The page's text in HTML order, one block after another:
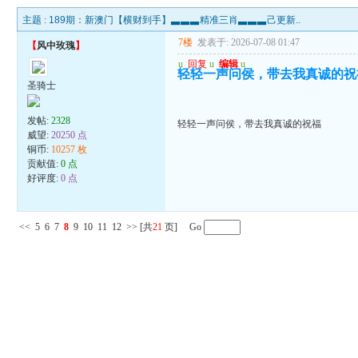
主题 : 189期：新澳门【横财到手】▃▃▃精准三肖▃▃▃己更新..
【风中玫瑰】
圣骑士
发帖:2328
威望:20250 点
铜币: 10257 枚
贡献值:0 点
好评度:0 点
7楼 发表于: 2026-07-08 01:47
u 回复 u 编辑 u
轻轻一声问侯，带去我真诚的
轻轻一声问侯，带去我真诚的祝福
<< 5 6 7 8 9 10 11 12 >> [共21 页] Go